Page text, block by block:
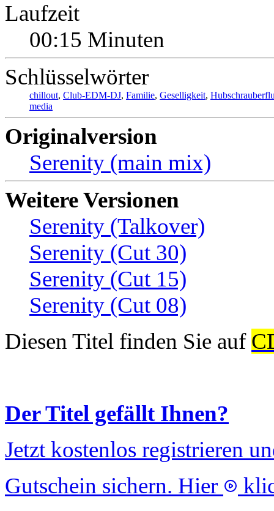
Laufzeit
00:15 Minuten
Schlüsselwörter
chillout, Club-EDM-DJ, Familie, Geselligkeit,
media
Originalversion
Serenity (main mix)
Weitere Versionen
Serenity (Talkover)
Serenity (Cut 30)
Serenity (Cut 15)
Serenity (Cut 08)
Diesen Titel finden Sie auf
Der Titel gefällt Ihnen?
Jetzt kostenlos registrieren
Gutschein sichern. Hier